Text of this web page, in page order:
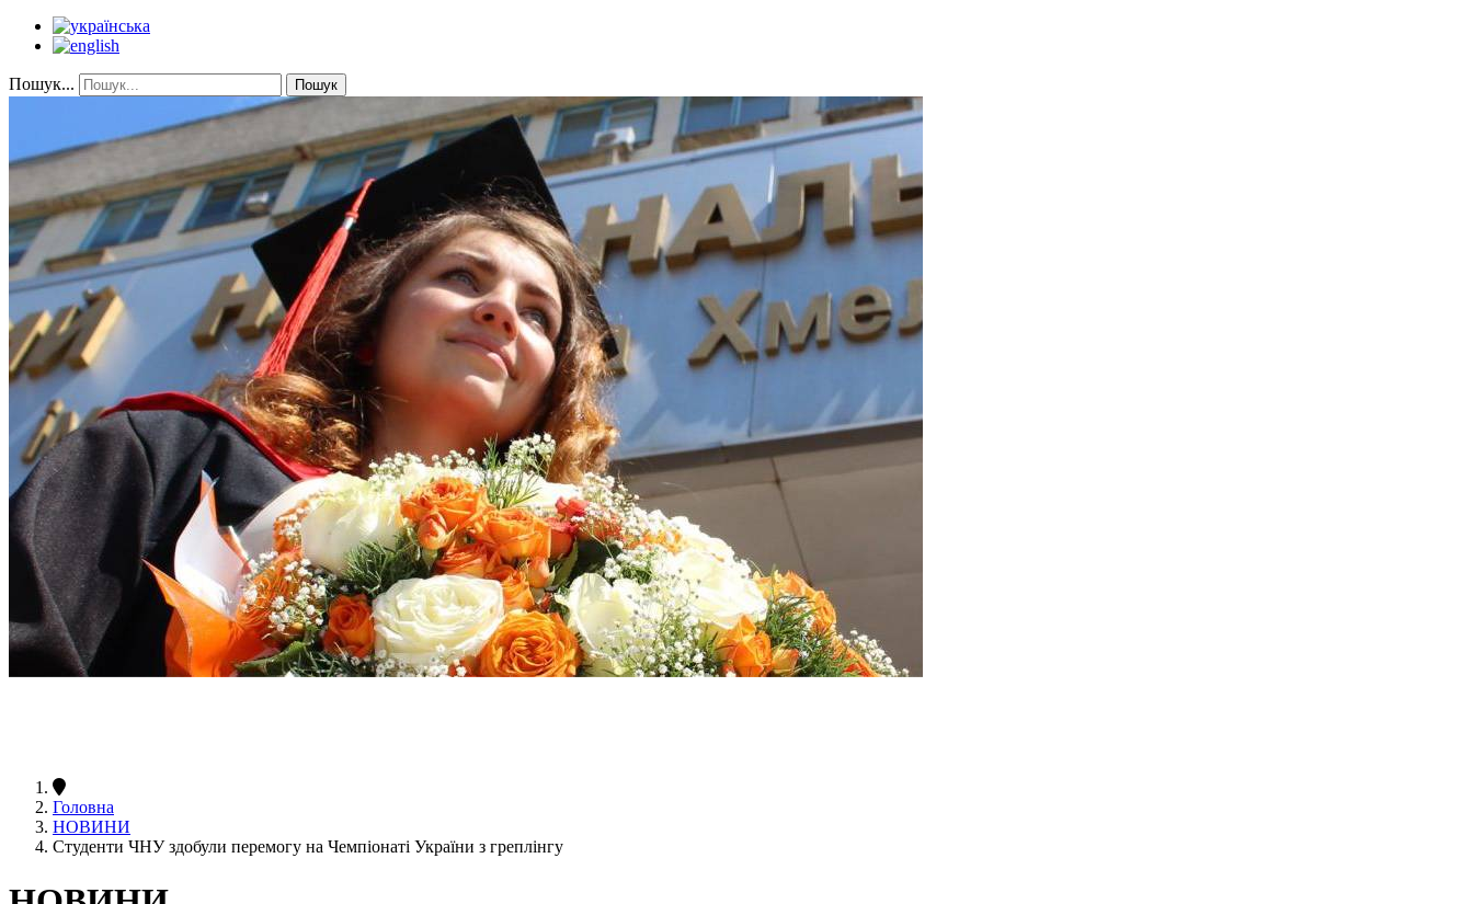
Пошук... Пошук
Головна
НОВИНИ
Студенти ЧНУ здобули перемогу на Чемпіонаті України з греплінгу